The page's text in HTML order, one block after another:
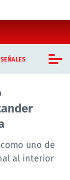
SEÑALES
uno de
al interior